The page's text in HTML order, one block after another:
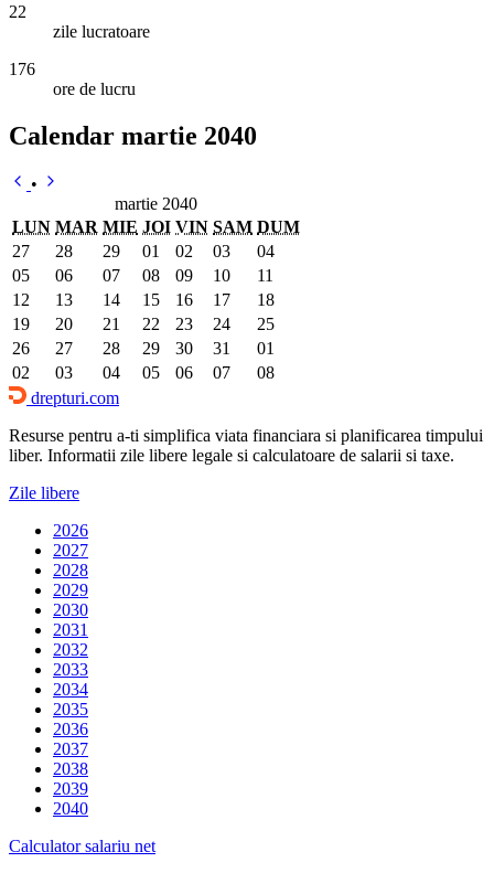
22
zile lucratoare
176
ore de lucru
Calendar martie 2040
•
martie 2040
LUN MAR MIE JOI VIN SAM DUM
27
28 29 01 02 03
04
05
06 07 08 09 10
11
12
13 14 15 16 17
18
19
20 21 22 23 24
25
26
27 28 29 30 31
01
02
03 04 05 06 07
08
drepturi.com
Resurse pentru a-ti simplifica viata financiara si planificarea timpului
liber. Informatii zile libere legale si calculatoare de salarii si taxe.
Zile libere
2026
2027
2028
2029
2030
2031
2032
2033
2034
2035
2036
2037
2038
2039
2040
Calculator salariu net